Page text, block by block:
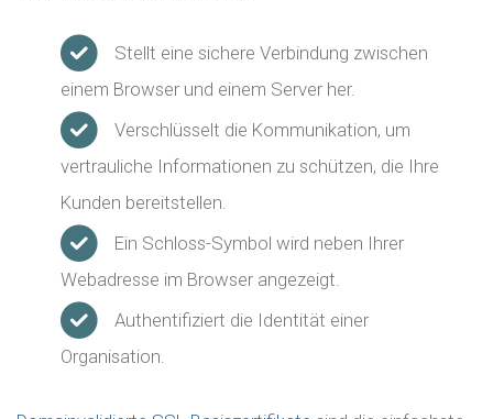
Stellt eine sichere Verbindung zwischen
einem Browser und einem Server her.
Verschlüsselt die Kommunikation, um
vertrauliche Informationen zu schützen, die Ihre
Kunden bereitstellen.
Ein Schloss-Symbol wird neben Ihrer
Webadresse im Browser angezeigt.
Authentifiziert die Identität einer
Organisation.